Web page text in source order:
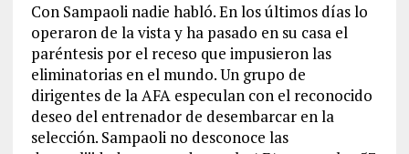
Con Sampaoli nadie habló. En los últimos días lo
operaron de la vista y ha pasado en su casa el
paréntesis por el receso que impusieron las
eliminatorias en el mundo. Un grupo de
dirigentes de la AFA especulan con el reconocido
deseo del entrenador de desembarcar en la
selección. Sampaoli no desconoce las